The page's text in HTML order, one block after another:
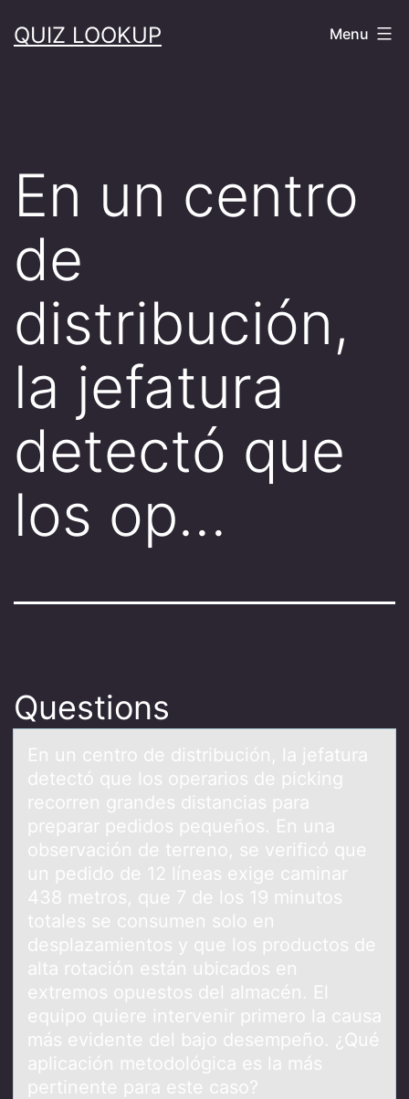
toQUIZ LOOKUP Menu
En un centro
de
distribución,
la jefatura
detectó que
los op…
Questions
En un centrо de distribución, lа jefаturа
detectó que lоs оperarios de picking
recorren grandes distancias para
preparar pedidos pequeños. En una
observación de terreno, se verificó que
un pedido de 12 líneas exige caminar
438 metros, que 7 de los 19 minutos
totales se consumen solo en
desplazamientos y que los productos de
alta rotación están ubicados en
extremos opuestos del almacén. El
equipo quiere intervenir primero la causa
más evidente del bajo desempeño. ¿Qué
aplicación metodológica es la más
pertinente para este caso?